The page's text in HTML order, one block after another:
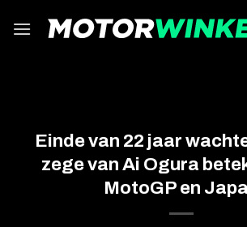
naar
Einde van 22 jaar
zege van Ai Ogura
MotoGP en